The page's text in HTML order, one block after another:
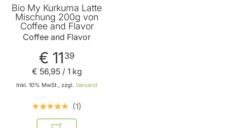
Bio My Kurkuma Latte
Mischung 200g von
Coffee and Flavor
Coffee and Flavor
€ 11 39
Inkl. 10% MwSt., zzgl. Versand
€ 56,95/ 1 kg
1